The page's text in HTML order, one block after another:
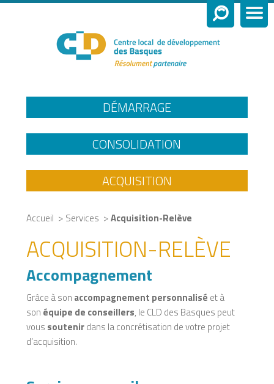
DÉMARRAGE
CONSOLIDATION
ACQUISITION
Accueil > Services >Acquisition-Relève
ACQUISITION-RELÈVE
Accompagnement
Grâce à son accompagnement personnalisé et à
son équipe de conseillers, le CLD des Basques peut
vous soutenirdans la concrétisation de votre projet
d’acquisition.